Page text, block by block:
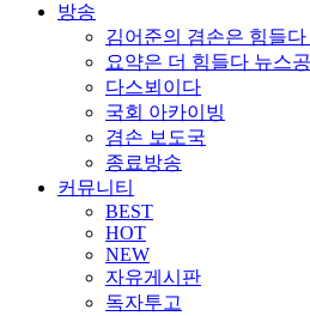
방송
김어준의 겸손은 힘들
요약은 더 힘들다 뉴스
다스뵈이다
국회 아카이빙
겸손 보도국
종료방송
커뮤니티
BEST
HOT
NEW
자유게시판
독자투고